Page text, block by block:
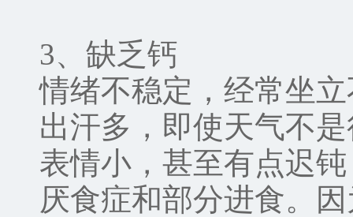
3、缺乏钙
情绪不稳定，经常坐
出汗多，即使天气不
表情小，甚至有点迟
厌食症和部分进食。